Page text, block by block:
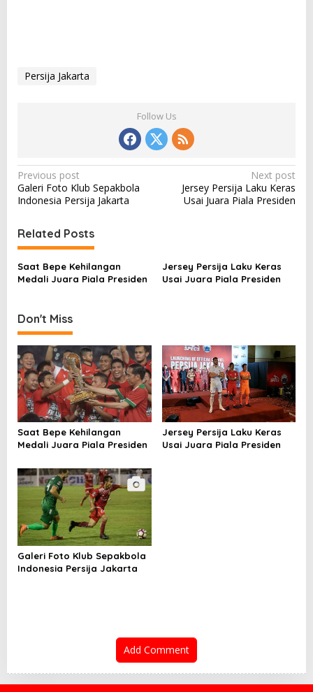
Persija Jakarta
Follow Us
P
o
t
n
a
i
g
a
t
i
o
n
Previous post
Galeri Foto Klub Sepakbola
Indonesia Persija Jakarta
Next post
Jersey Persija Laku Keras
Usai Juara Piala Presiden
Related Posts
Saat Bepe Kehilangan
Medali Juara Piala Presiden
Jersey Persija Laku Keras
Usai Juara Piala Presiden
Don't Miss
Saat Bepe Kehilangan
Medali Juara Piala Presiden
Jersey Persija Laku Keras
Usai Juara Piala Presiden
Galeri Foto Klub Sepakbola
Indonesia Persija Jakarta
Add Comment